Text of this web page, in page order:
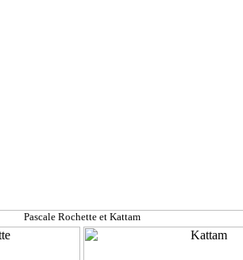
Pascale Rochette et Kattam